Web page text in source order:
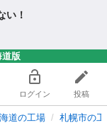
い！
版
ログイン 投稿
道の工場 札幌市の